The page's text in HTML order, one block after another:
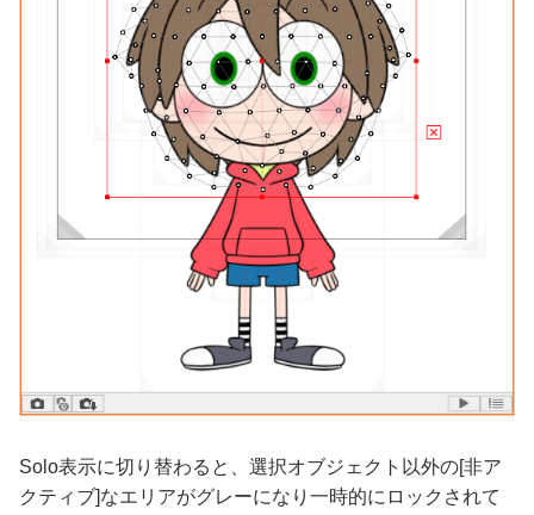
Solo表示に切り替わると、選択オブジェクト以外の[非ア
クティブ]なエリアがグレーになり一時的にロックされて